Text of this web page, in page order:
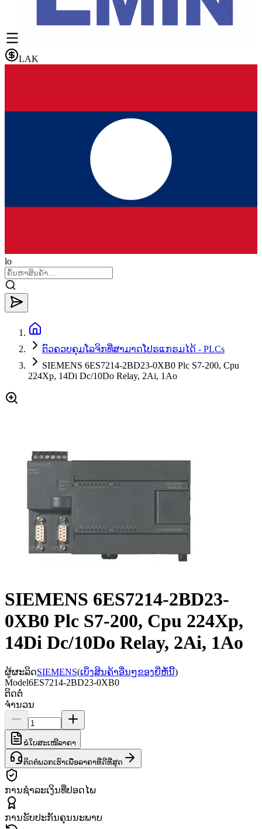
LAK
lo
ຕົວຄວບຄຸມໂລຈິກທີ່ສາມາດໂປຣແກຣມໄດ້ - PLCs
SIEMENS 6ES7214-2BD23-0XB0 Plc S7-200, Cpu
224Xp, 14Di Dc/10Do Relay, 2Ai, 1Ao
SIEMENS 6ES7214-2BD23-
0XB0 Plc S7-200, Cpu 224Xp,
14Di Dc/10Do Relay, 2Ai, 1Ao
ຜູ້ຜະລິດSIEMENS(ເບິ່ງສິນຄ້າອື່ນໆຂອງຍີ່ຫໍ້ນີ້)
Model6ES7214-2BD23-0XB0
ຕິດຕໍ່
ຈຳນວນ
ຂໍໃບສະເໜີລາຄາ
ຕິດຕໍ່ພວກເຮົາເພື່ອລາຄາທີ່ດີທີ່ສຸດ
ການຊຳລະເງິນທີ່ປອດໄພ
ການຮັບປະກັນຄຸນນະພາບ